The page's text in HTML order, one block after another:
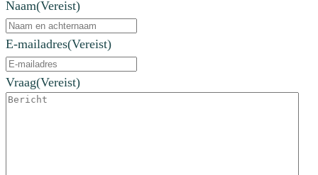
Naam(Vereist)
E-mailadres(Vereist)
Vraag(Vereist)